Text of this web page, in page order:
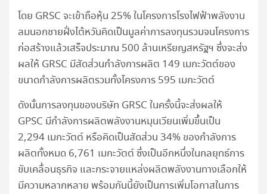
โดย GRSC จะเข้าถือหุ้น 25% ในโครงการโรงไฟฟ้าพลังงาน
ลมนอกชายฝั่งไต้หวันคิดเป็นมูลค่าการลงทุนรวมจนโครงการ
ก่อสร้างแล้วเสร็จประมาณ 500 ล้านเหรียญสหรัฐฯ ซึ่งจะส่ง
ผลให้ GRSC มีสัดส่วนกำลังการผลิต 149 เมกะวัตต์ของ
ขนาดกำลังการผลิตรวมทั้งโครงการ 595 เมกะวัตต์
ดังนั้นการลงทุนของบริษัท GRSC ในครั้งนี้จะส่งผลให้
GPSC มีกำลังการผลิตพลังงานหมุนเวียนเพิ่มขึ้นเป็น
2,294 เมกะวัตต์ หรือคิดเป็นสัดส่วน 34% ของกำลังการ
ผลิตทั้งหมด 6,761 เมกะวัตต์ ซึ่งเป็นอีกหนึ่งในกลยุทธ์การ
ขับเคลื่อนธุรกิจ และกระจายแหล่งผลิตพลังงานทางเลือกให้
มีความหลากหลาย พร้อมกันนี้ยังเป็นการเพิ่มโอกาสในการ